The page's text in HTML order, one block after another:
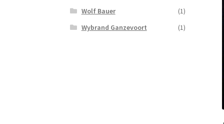
Wolf Bauer
(1)
Wybrand Ganzevoort
(1)